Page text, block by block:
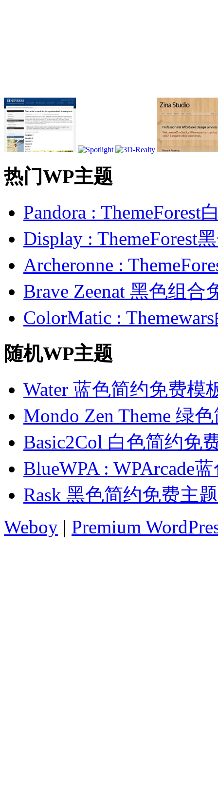
热门WP主题
Pandora :
Display : ThemeForest
Archeronne :
Brave Zeenat 黑色组合
ColorMatic :
随机WP主题
Water 蓝色简约免费模
Mondo Zen Theme 绿
Basic2Col 白色简约免
BlueWPA : WPArcade
Rask 黑色简约免费主题
Weboy | Premium